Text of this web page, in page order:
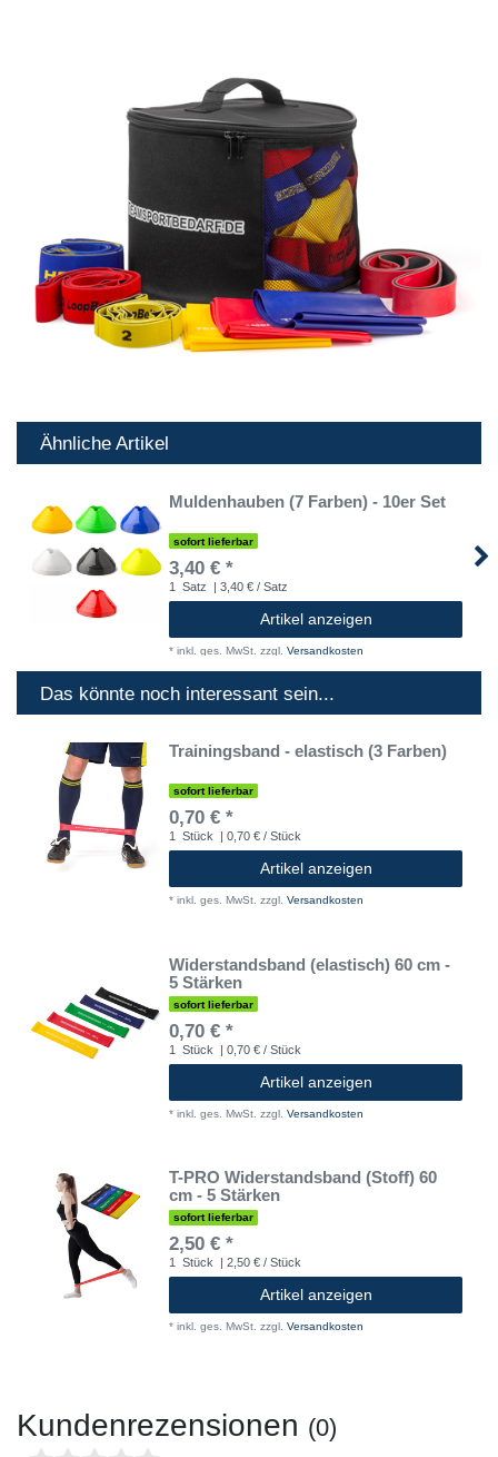
Ähnliche Artikel
Muldenhauben (7 Farben) - 10er Set
sofort lieferbar
3,40 € *
1 Satz | 3,40 € / Satz
Artikel anzeigen
* inkl. ges. MwSt. zzgl. Versandkosten
Das könnte noch interessant sein...
Trainingsband - elastisch (3 Farben)
sofort lieferbar
0,70 € *
1 Stück | 0,70 € / Stück
Artikel anzeigen
* inkl. ges. MwSt. zzgl. Versandkosten
Widerstandsband (elastisch) 60 cm -
5 Stärken
sofort lieferbar
0,70 € *
1 Stück | 0,70 € / Stück
Artikel anzeigen
* inkl. ges. MwSt. zzgl. Versandkosten
T-PRO Widerstandsband (Stoff) 60
cm - 5 Stärken
sofort lieferbar
2,50 € *
1 Stück | 2,50 € / Stück
Artikel anzeigen
* inkl. ges. MwSt. zzgl. Versandkosten
Kundenrezensionen (0)